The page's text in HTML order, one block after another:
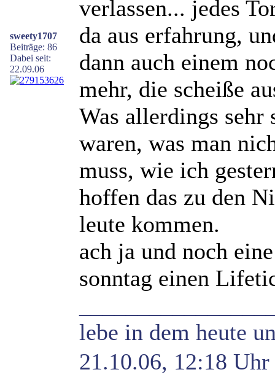
sweety1707
Beiträge: 86
Dabei seit:
22.09.06
verlassen... jedes
da aus erfahrung,
dann auch einem
mehr, die scheiße
Was allerdings sehr
waren, was man
muss, wie ich
hoffen das zu den
leute kommen.
ach ja und noch
sonntag einen
lebe in dem heute
21.10.06, 12:18 Uhr